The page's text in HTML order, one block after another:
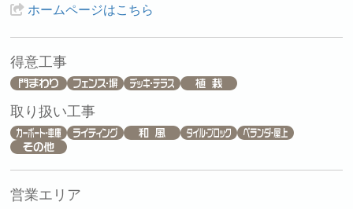
ホームページはこちら
得意工事
取り扱い工事
営業エリア